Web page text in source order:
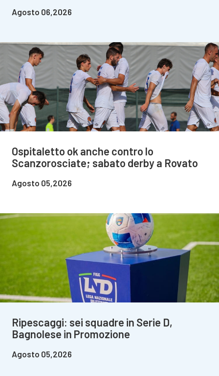
Agosto 06,2026
Ospitaletto ok anche contro lo
Scanzorosciate; sabato derby a Rovato
Agosto 05,2026
Ripescaggi: sei squadre in Serie D,
Bagnolese in Promozione
Agosto 05,2026